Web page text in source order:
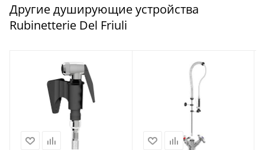
Другие душирующие устройства
Rubinetterie Del Friuli